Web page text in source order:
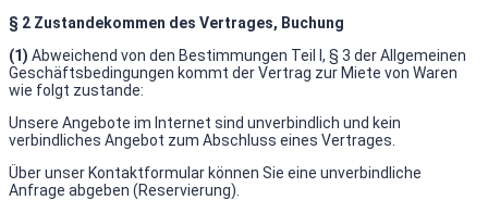
§ 2 Zustandekommen des Vertrages, Buchung
(1) Abweichend von den Bestimmungen Teil I, § 3 der Allgemeinen
Geschäftsbedingungen kommt der Vertrag zur Miete von Waren
wie folgt zustande:
Unsere Angebote im Internet sind unverbindlich und kein
verbindliches Angebot zum Abschluss eines Vertrages.
Über unser Kontaktformular können Sie eine unverbindliche
Anfrage abgeben (Reservierung).